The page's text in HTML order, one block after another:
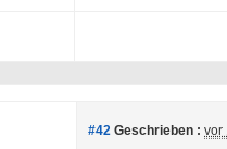
#42 Geschrieben : vor